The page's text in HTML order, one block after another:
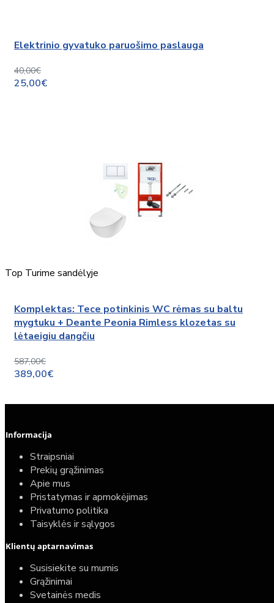
Elektrinio gyvatuko paruošimo paslauga
40,00€
25,00€
Top Turime sandėlyje
Komplektas: Tece potinkinis WC rėmas su baltu
mygtuku + Deante Peonia Rimless klozetas su
lėtaeigiu dangčiu
587,00€
389,00€
Informacija
Straipsniai
Prekių grąžinimas
Apie mus
Pristatymas ir apmokėjimas
Privatumo politika
Taisyklės ir sąlygos
Klientų aptarnavimas
Susisiekite su mumis
Grąžinimai
Svetainės medis